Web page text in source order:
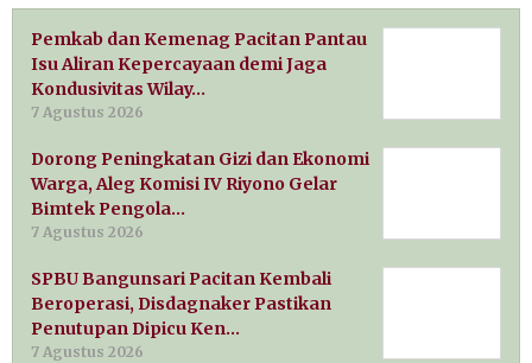
Pemkab dan Kemenag Pacitan Pantau
Isu Aliran Kepercayaan demi Jaga
Kondusivitas Wilay…
7 Agustus 2026
Dorong Peningkatan Gizi dan Ekonomi
Warga, Aleg Komisi IV Riyono Gelar
Bimtek Pengola…
7 Agustus 2026
SPBU Bangunsari Pacitan Kembali
Beroperasi, Disdagnaker Pastikan
Penutupan Dipicu Ken…
7 Agustus 2026